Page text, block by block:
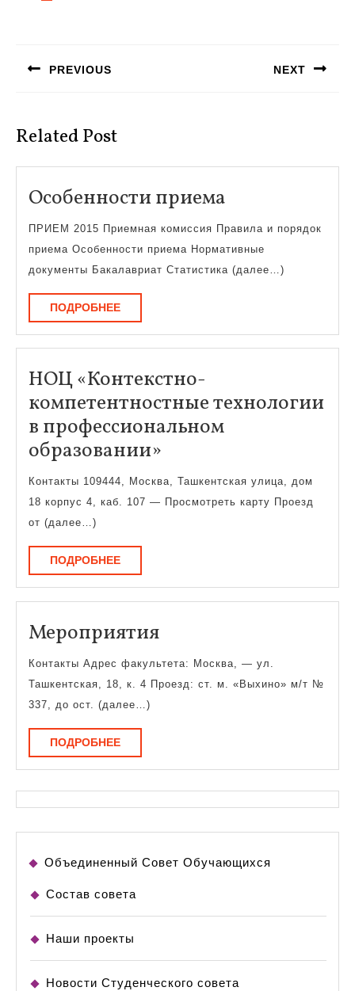
записям
PREVIOUS NEXT
Related Post
Особенности приема
приема
ПРИЕМ 2015 Приемная комиссия Правила и порядок
приема Особенности приема Нормативные
документы Бакалавриат Статистика (далее…)
ПОДРОБНЕЕПОДРОБНЕЕ
НОЦ «Контекстно-
компетентностные технологии
в профессиональном
образовании»
«Контекстно-
компетентностные
образовании»
Контакты 109444, Москва, Ташкентская улица, дом
18 корпус 4, каб. 107 — Просмотреть карту Проезд
от (далее…)
ПОДРОБНЕЕПОДРОБНЕЕ
МероприятияМероприятия
Контакты Адрес факультета: Москва, — ул.
Ташкентская, 18, к. 4 Проезд: ст. м. «Выхино» м/т №
337, до ост. (далее…)
ПОДРОБНЕЕПОДРОБНЕЕ
Объединенный Совет Обучающихся
Состав совета
Наши проекты
Новости Студенческого совета